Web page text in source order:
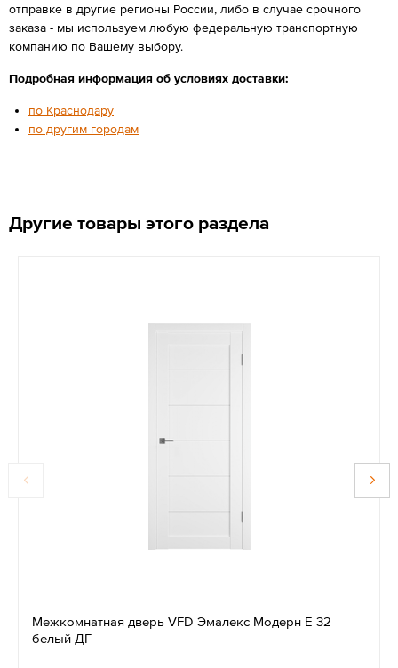
отправке в другие регионы России, либо в случае срочного
заказа - мы используем любую федеральную транспортную
компанию по Вашему выбору.
Подробная информация об условиях доставки:
по Краснодару
по другим городам
Другие товары этого раздела
Межкомнатная дверь VFD Эмалекс Модерн Е 32
белый ДГ